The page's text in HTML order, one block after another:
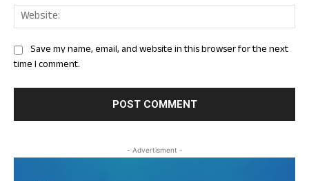
Save my name, email, and website in this browser for the next
time I comment.
- Advertisment -